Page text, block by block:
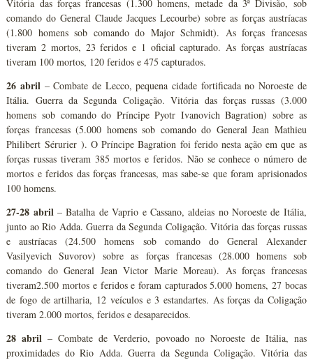
Vitória das forças francesas (1.300 homens, metade da 3ª Divisão, sob
comando do General Claude Jacques Lecourbe) sobre as forças austríacas
(1.800 homens sob comando do Major Schmidt). As forças francesas
tiveram 2 mortos, 23 feridos e 1 oficial capturado. As forças austríacas
tiveram 100 mortos, 120 feridos e 475 capturados.
26 abril – Combate de Lecco, pequena cidade fortificada no Noroeste de
Itália. Guerra da Segunda Coligação. Vitória das forças russas (3.000
homens sob comando do Príncipe Pyotr Ivanovich Bagration) sobre as
forças francesas (5.000 homens sob comando do General Jean Mathieu
Philibert Sérurier ). O Príncipe Bagration foi ferido nesta ação em que as
forças russas tiveram 385 mortos e feridos. Não se conhece o número de
mortos e feridos das forças francesas, mas sabe-se que foram aprisionados
100 homens.
27-28 abril– Batalha de Vaprio e Cassano, aldeias no Noroeste de Itália,
junto ao Rio Adda. Guerra da Segunda Coligação. Vitória das forças russas
e austríacas (24.500 homens sob comando do General Alexander
Vasilyevich Suvorov) sobre as forças francesas (28.000 homens sob
comando do General Jean Victor Marie Moreau). As forças francesas
tiveram2.500 mortos e feridos e foram capturados 5.000 homens, 27 bocas
de fogo de artilharia, 12 veículos e 3 estandartes. As forças da Coligação
tiveram 2.000 mortos, feridos e desaparecidos.
28 abril – Combate de Verderio, povoado no Noroeste de Itália, nas
proximidades do Rio Adda. Guerra da Segunda Coligação. Vitória das